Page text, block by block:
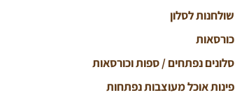
שולחנות לסלון
כורסאות
סלונים נפתחים / ספות וכורסאות
פינות אוכל מעוצבות נפתחות